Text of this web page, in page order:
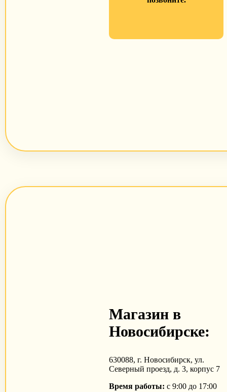
Магазин в
Новосибирске:
630088, г. Новосибирск, ул.
Северный проезд, д. 3, корпус 7
Время работы: с 9:00 до 17:00